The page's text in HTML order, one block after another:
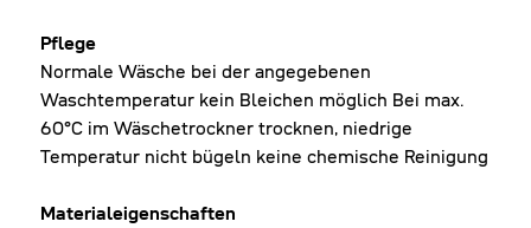
Pflege
Normale Wäsche bei der angegebenen
Waschtemperatur kein Bleichen möglich Bei max.
60°C im Wäschetrockner trocknen, niedrige
Temperatur nicht bügeln keine chemische Reinigung
Materialeigenschaften